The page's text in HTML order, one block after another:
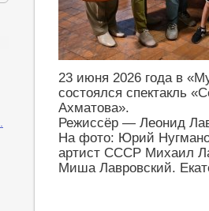
23 июня 2026 года в
состоялся спектакль
Ахматова».
Режиссёр — Леонид
На фото: Юрий
артист СССР Михаил
Миша Лавровский.